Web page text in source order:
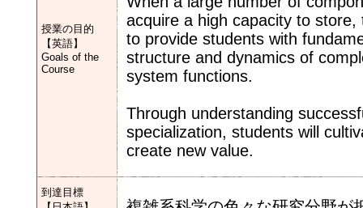
授業の目的
【英語】
Goals of the
Course
acquire a high capacity to
to provide students with
structure and dynamics of
system functions.
Through understanding
specialization, students will
create new value.
到達目標